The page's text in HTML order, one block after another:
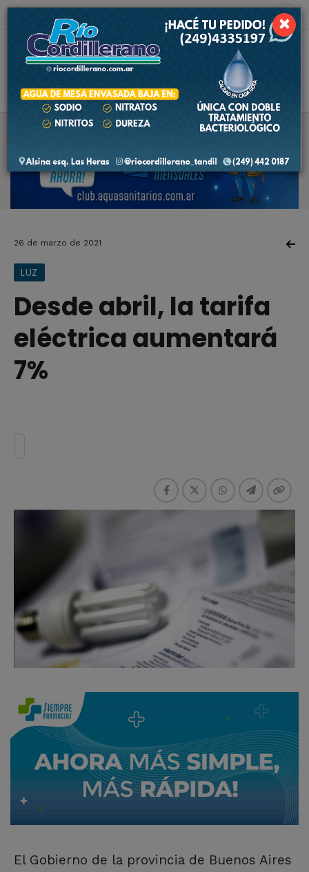
9.4 ºC
26 de marzo de 2021
LUZ
Desde abril, la tarifa
eléctrica aumentará
7%
El Gobierno de la provincia de Buenos Aires
×